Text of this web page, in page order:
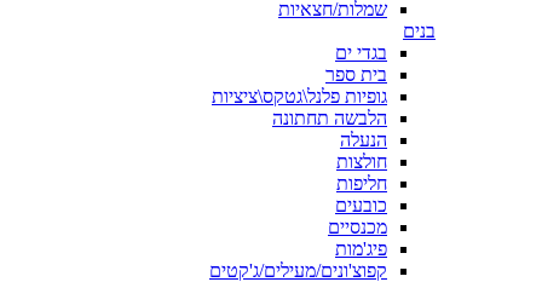
שמלות/חצאיות
בנים
בגדי ים
בית ספר
גופיות פלנל\גטקס\ציציות
הלבשה תחתונה
הנעלה
חולצות
חליפות
כובעים
מכנסיים
פיג'מות
קפוצ'ונים/מעילים/ג'קטים